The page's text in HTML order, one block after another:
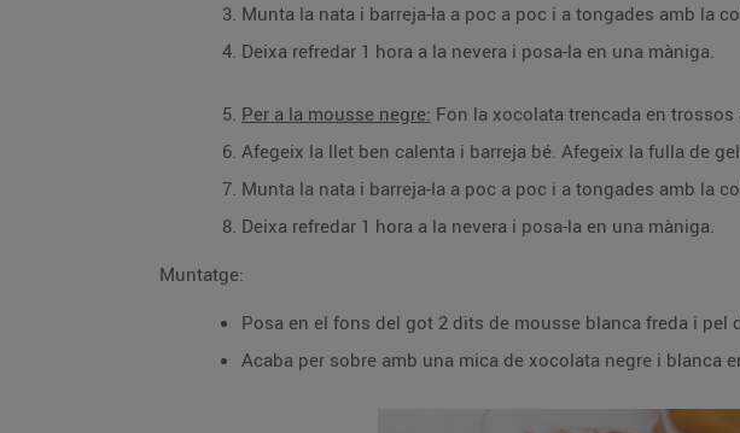
Munta la nata i barreja-la a poc a poc i a tongades amb la
Deixa refredar 1 hora a la nevera i posa-la en una màniga.
Per a la mousse negre: Fon la xocolata trencada en trossos
Afegeix la llet ben calenta i barreja bé. Afegeix la fulla de
Munta la nata i barreja-la a poc a poc i a tongades amb la
Deixa refredar 1 hora a la nevera i posa-la en una màniga.
Muntatge:
Posa en el fons del got 2 dits de mousse blanca freda i pel
Acaba per sobre amb una mica de xocolata negre i blanca